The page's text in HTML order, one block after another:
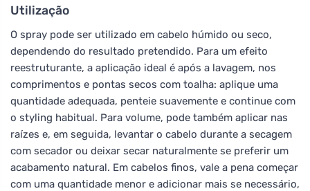
Utilização
O spray pode ser utilizado em cabelo húmido ou seco,
dependendo do resultado pretendido. Para um efeito
reestruturante, a aplicação ideal é após a lavagem, nos
comprimentos e pontas secos com toalha: aplique uma
quantidade adequada, penteie suavemente e continue com
o styling habitual. Para volume, pode também aplicar nas
raízes e, em seguida, levantar o cabelo durante a secagem
com secador ou deixar secar naturalmente se preferir um
acabamento natural. Em cabelos finos, vale a pena começar
com uma quantidade menor e adicionar mais se necessário,